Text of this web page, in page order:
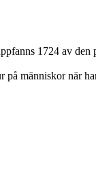
1724 av
människor när